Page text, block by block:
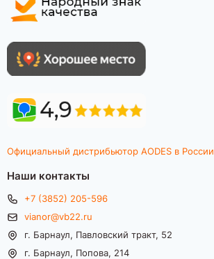
Официальный дистрибьютор AODES в России
Наши контакты
+7 (3852) 205-596
vianor@vb22.ru
г. Барнаул, Павловский тракт, 52
г. Барнаул, Попова, 214